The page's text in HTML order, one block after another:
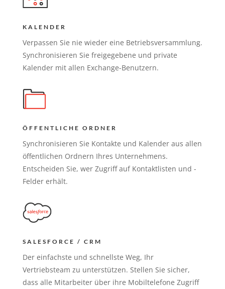
KALENDER
Verpassen Sie nie wieder eine Betriebsversammlung.
Synchronisieren Sie freigegebene und private
Kalender mit allen Exchange-Benutzern.
ÖFFENTLICHE ORDNER
Synchronisieren Sie Kontakte und Kalender aus allen
öffentlichen Ordnern Ihres Unternehmens.
Entscheiden Sie, wer Zugriff auf Kontaktlisten und -
Felder erhält.
SALESFORCE / CRM
Der einfachste und schnellste Weg, Ihr
Vertriebsteam zu unterstützen. Stellen Sie sicher,
dass alle Mitarbeiter über ihre Mobiltelefone Zugriff